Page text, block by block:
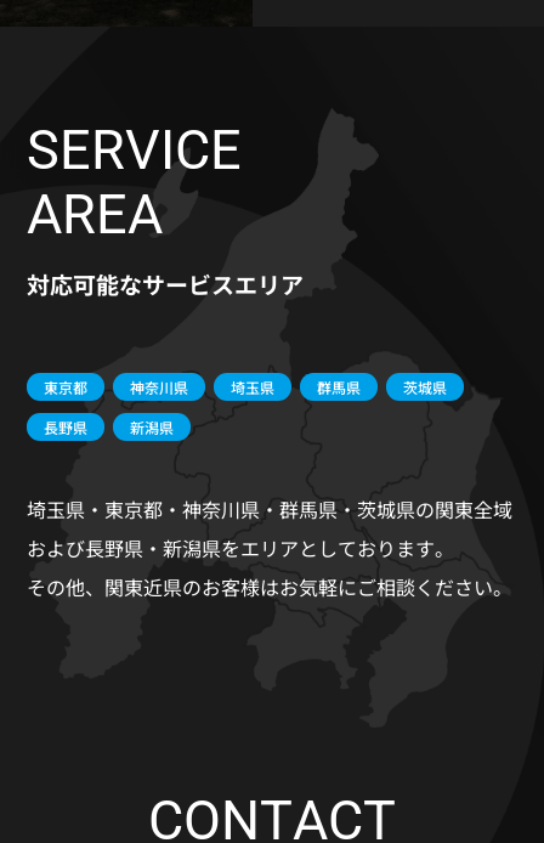
SERVICE
AREA
対応可能なサービスエリア
東京都 神奈川県 埼玉県 群馬県
茨城県
長野県
新潟県
埼玉県・東京都・神奈川県・群馬県・茨城県の関東全域
および長野県・新潟県をエリアとしております。
その他、関東近県のお客様はお気軽にご相談ください。
CONTACT